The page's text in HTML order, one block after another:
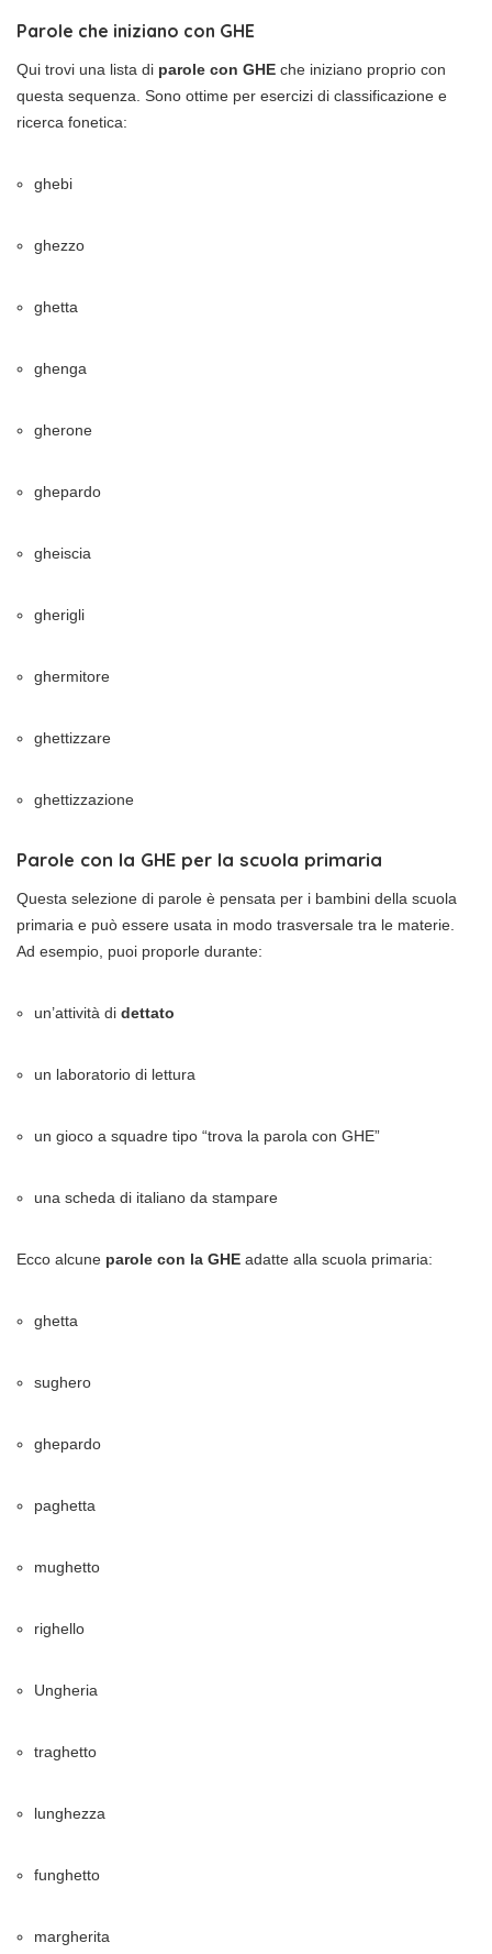
Parole che iniziano con GHE
Qui trovi una lista di parole con GHE che iniziano proprio con
questa sequenza. Sono ottime per esercizi di classificazione e
ricerca fonetica:
ghebi
ghezzo
ghetta
ghenga
gherone
ghepardo
gheiscia
gherigli
ghermitore
ghettizzare
ghettizzazione
Parole con la GHE per la scuola primaria
Questa selezione di parole è pensata per i bambini della scuola
primaria e può essere usata in modo trasversale tra le materie.
Ad esempio, puoi proporle durante:
un’attività di dettato
un laboratorio di lettura
un gioco a squadre tipo “trova la parola con GHE”
una scheda di italiano da stampare
Ecco alcune parole con la GHE adatte alla scuola primaria:
ghetta
sughero
ghepardo
paghetta
mughetto
righello
Ungheria
traghetto
lunghezza
funghetto
margherita